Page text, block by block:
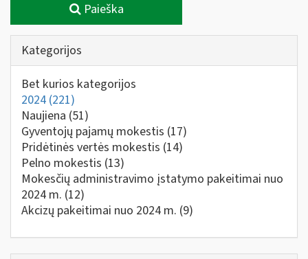
Paieška
Kategorijos
Bet kurios kategorijos
2024 (221)
Naujiena (51)
Gyventojų pajamų mokestis (17)
Pridėtinės vertės mokestis (14)
Pelno mokestis (13)
Mokesčių administravimo įstatymo pakeitimai nuo
2024 m. (12)
Akcizų pakeitimai nuo 2024 m. (9)